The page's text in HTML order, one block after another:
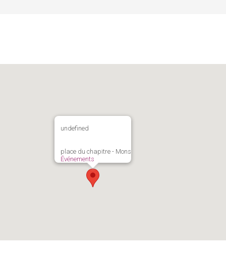
undefined
place du chapitre - Mons
Événements